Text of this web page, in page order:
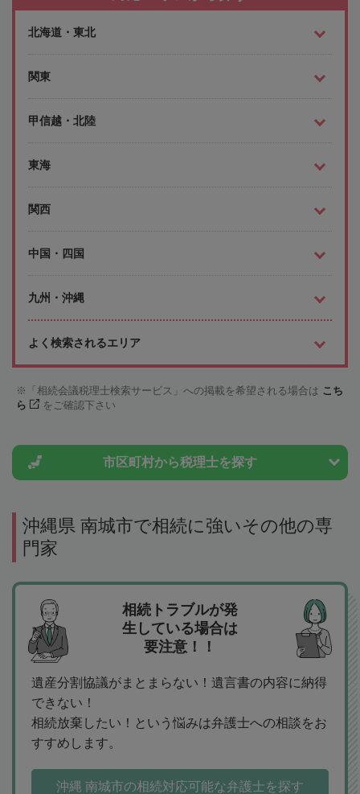
北海道・東北
関東
甲信越・北陸
東海
関西
中国・四国
九州・沖縄
よく検索されるエリア
「相続会議税理士検索サービス」への掲載を希望される場合は こち
ら
をご確認下さい
市区町村から税理士を探す
沖縄県 南城市で相続に強いその他の専
門家
相続トラブルが発
生している場合は
要注意！！
遺産分割協議がまとまらない！遺言書の内容に納得
できない！
相続放棄したい！という悩みは弁護士への相談をお
すすめします。
沖縄 南城市の相続対応可能な弁護士を探す